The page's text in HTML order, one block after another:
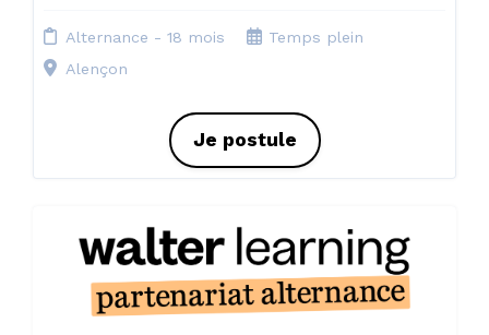
Alternance - 18 mois
Temps plein
Alençon
Je postule